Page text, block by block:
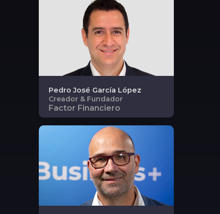
Pedro José García López
Creador & Fundador
Factor Financiero